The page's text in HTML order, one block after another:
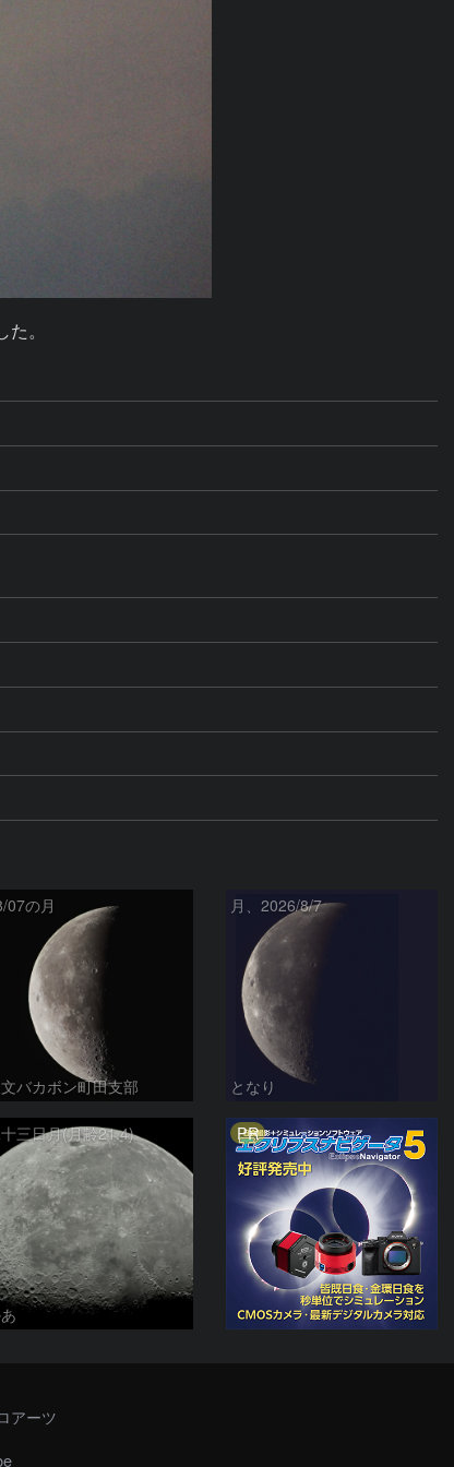
。
07の月
バカボン町田支部
月、2026/8/7
となり
三日月(月齢21.4) PR
アーツ